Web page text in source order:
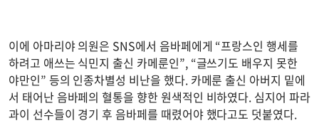
이에 아마리야 의원은 SNS에서 음바페에게 “프랑스인 행세를
하려고 애쓰는 식민지 출신 카메룬인”, “글쓰기도 배우지 못한
야만인” 등의 인종차별성 비난을 했다. 카메룬 출신 아버지 밑에
서 태어난 음바페의 혈통을 향한 원색적인 비하였다. 심지어 파라
과이 선수들이 경기 후 음바페를 때렸어야 했다고도 덧붙였다.